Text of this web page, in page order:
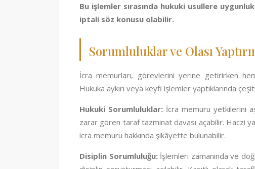
Bu işlemler sırasında hukuki usullere
iptali söz konusu olabilir.
Sorumluluklar ve Olası
İcra memurları, görevlerini yerine getirirken
Hukuka aykırı veya keyfi işlemler yaptıklarında
Hukuki Sorumluluklar: İcra memuru yetkilerini
zarar gören taraf tazminat davası açabilir. Haczi
icra memuru hakkında şikâyette bulunabilir.
Disiplin Sorumluluğu: İşlemleri zamanında ve